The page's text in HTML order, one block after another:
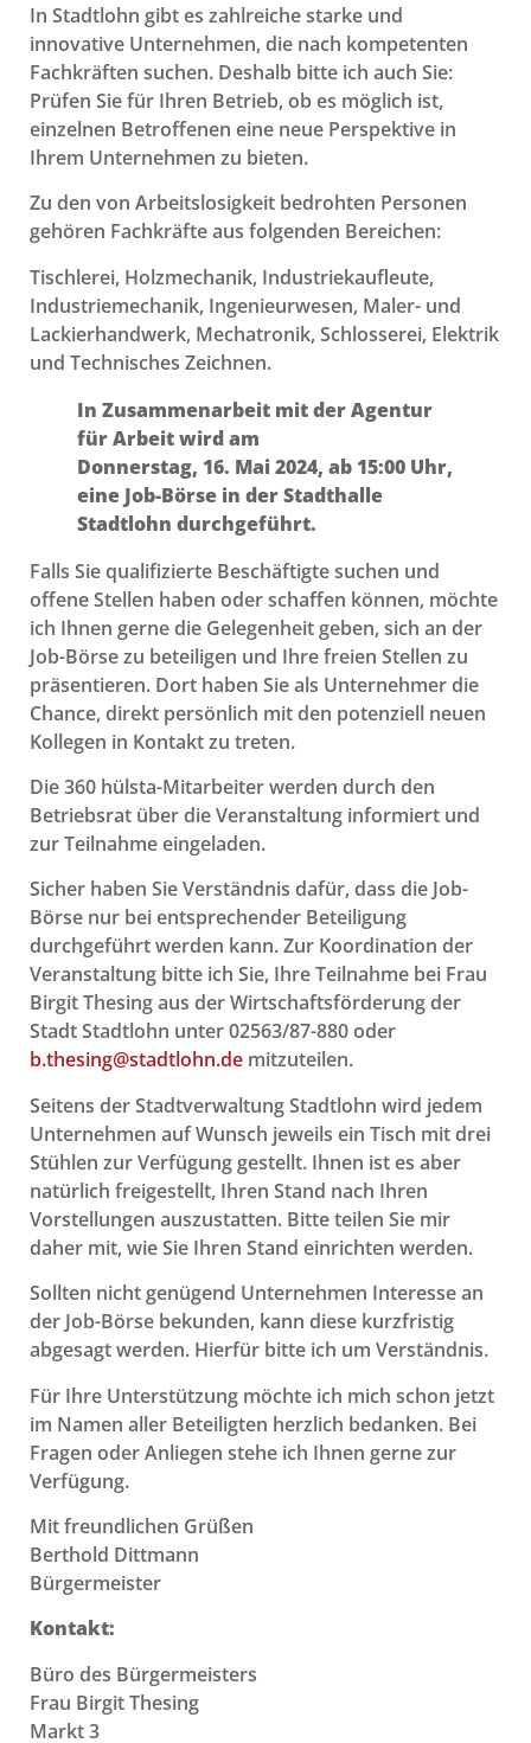
In Stadtlohn gibt es zahlreiche starke und
innovative Unternehmen, die nach kompetenten
Fachkräften suchen. Deshalb bitte ich auch Sie:
Prüfen Sie für Ihren Betrieb, ob es möglich ist,
einzelnen Betroffenen eine neue Perspektive in
Ihrem Unternehmen zu bieten.
Zu den von Arbeitslosigkeit bedrohten Personen
gehören Fachkräfte aus folgenden Bereichen:
Tischlerei, Holzmechanik, Industriekaufleute,
Industriemechanik, Ingenieurwesen, Maler- und
Lackierhandwerk, Mechatronik, Schlosserei, Elektrik
und Technisches Zeichnen.
In Zusammenarbeit mit der Agentur
für Arbeit wird am
Donnerstag, 16. Mai 2024, ab 15:00 Uhr,
eine Job-Börse in der Stadthalle
Stadtlohn durchgeführt.
Falls Sie qualifizierte Beschäftigte suchen und
offene Stellen haben oder schaffen können, möchte
ich Ihnen gerne die Gelegenheit geben, sich an der
Job-Börse zu beteiligen und Ihre freien Stellen zu
präsentieren. Dort haben Sie als Unternehmer die
Chance, direkt persönlich mit den potenziell neuen
Kollegen in Kontakt zu treten.
Die 360 hülsta-Mitarbeiter werden durch den
Betriebsrat über die Veranstaltung informiert und
zur Teilnahme eingeladen.
Sicher haben Sie Verständnis dafür, dass die Job-
Börse nur bei entsprechender Beteiligung
durchgeführt werden kann. Zur Koordination der
Veranstaltung bitte ich Sie, Ihre Teilnahme bei Frau
Birgit Thesing aus der Wirtschaftsförderung der
Stadt Stadtlohn unter 02563/87-880 oder
b.thesing@stadtlohn.de mitzuteilen.
Seitens der Stadtverwaltung Stadtlohn wird jedem
Unternehmen auf Wunsch jeweils ein Tisch mit drei
Stühlen zur Verfügung gestellt. Ihnen ist es aber
natürlich freigestellt, Ihren Stand nach Ihren
Vorstellungen auszustatten. Bitte teilen Sie mir
daher mit, wie Sie Ihren Stand einrichten werden.
Sollten nicht genügend Unternehmen Interesse an
der Job-Börse bekunden, kann diese kurzfristig
abgesagt werden. Hierfür bitte ich um Verständnis.
Für Ihre Unterstützung möchte ich mich schon jetzt
im Namen aller Beteiligten herzlich bedanken. Bei
Fragen oder Anliegen stehe ich Ihnen gerne zur
Verfügung.
Mit freundlichen Grüßen
Berthold Dittmann
Bürgermeister
Kontakt:
Büro des Bürgermeisters
Frau Birgit Thesing
Markt 3